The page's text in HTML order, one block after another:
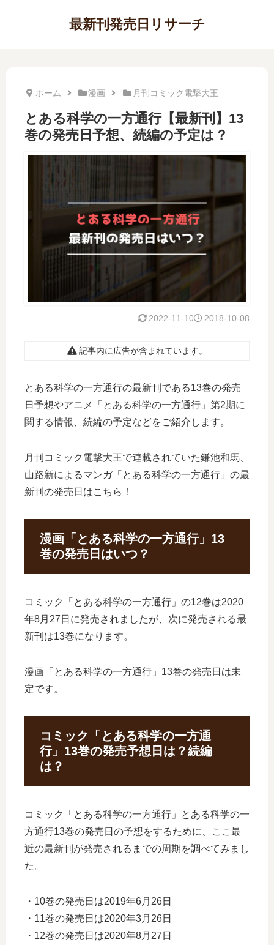
最新刊発売日リサーチ
ホーム 漫画 月刊コミック電撃大王
とある科学の一方通行【最新刊】13
巻の発売日予想、続編の予定は？
2018-10-08
2022-11-10
記事内に広告が含まれています。
とある科学の一方通行の最新刊である13巻の発売
日予想やアニメ「とある科学の一方通行」第2期に
関する情報、続編の予定などをご紹介します。
月刊コミック電撃大王で連載されていた鎌池和馬、
山路新によるマンガ「とある科学の一方通行」の最
新刊の発売日はこちら！
漫画「とある科学の一方通行」13
巻の発売日はいつ？
コミック「とある科学の一方通行」の12巻は2020
年8月27日に発売されましたが、次に発売される最
新刊は13巻になります。
漫画「とある科学の一方通行」13巻の発売日は未
定です。
コミック「とある科学の一方通
行」13巻の発売予想日は？続編
は？
コミック「とある科学の一方通行」とある科学の一
方通行13巻の発売日の予想をするために、ここ最
近の最新刊が発売されるまでの周期を調べてみまし
た。
・10巻の発売日は2019年6月26日
・11巻の発売日は2020年3月26日
・12巻の発売日は2020年8月27日